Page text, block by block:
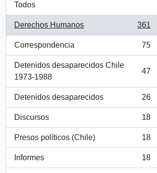
Todos
Derechos Humanos
, 361 resultados
361
Correspondencia
, 75 resultados
75
Detenidos desaparecidos Chile
1973-1988
, 47 resultados
47
Detenidos desaparecidos
, 26 resultados
26
Discursos
, 18 resultados
18
Presos políticos (Chile)
, 18 resultados
18
Informes
, 18 resultados
18